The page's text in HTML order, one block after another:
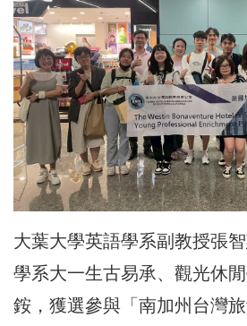
大葉大學英語學系副教授張
學系大一生古易承、觀光休
銨，獲選參與「南加州台灣